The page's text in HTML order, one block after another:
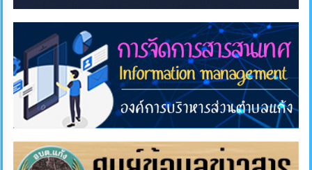
โปร่งใส
การ
จัด
ซื้อ
จัด